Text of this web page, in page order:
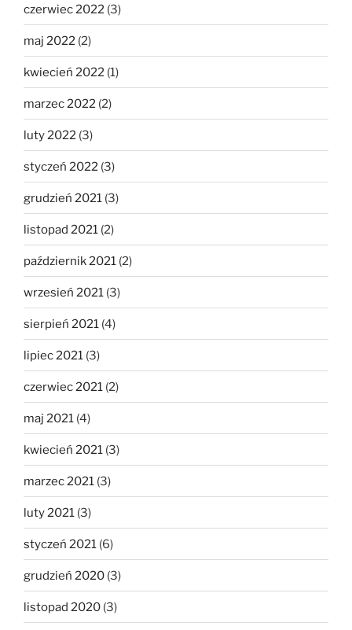
czerwiec 2022 (3)
maj 2022 (2)
kwiecień 2022 (1)
marzec 2022 (2)
luty 2022 (3)
styczeń 2022 (3)
grudzień 2021 (3)
listopad 2021 (2)
październik 2021 (2)
wrzesień 2021 (3)
sierpień 2021 (4)
lipiec 2021 (3)
czerwiec 2021 (2)
maj 2021 (4)
kwiecień 2021 (3)
marzec 2021 (3)
luty 2021 (3)
styczeń 2021 (6)
grudzień 2020 (3)
listopad 2020 (3)